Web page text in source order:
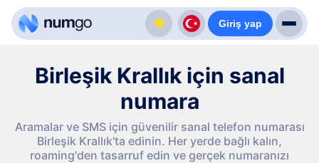
Giriş yap
Birleşik Krallık için sanal
numara
Aramalar ve SMS için güvenilir sanal telefon numarası
Birleşik Krallık'ta edinin. Her yerde bağlı kalın,
roaming'den tasarruf edin ve gerçek numaranızı